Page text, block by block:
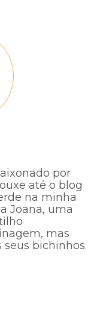
por
até o blog
na minha
Joana, uma
mas
bichinhos.